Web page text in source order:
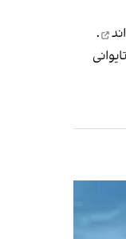
.
به چین» برای «۲۳ میلیون شهروند تایوانی